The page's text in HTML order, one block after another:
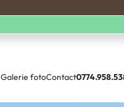
Galerie fotoContact